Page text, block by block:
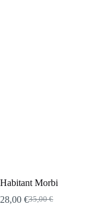
Habitant Morbi
35,00€
Original
28,00 €Current